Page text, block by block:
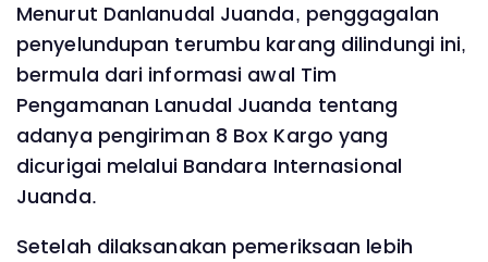
Menurut Danlanudal Juanda, penggagalan
penyelundupan terumbu karang dilindungi ini,
bermula dari informasi awal Tim
Pengamanan Lanudal Juanda tentang
adanya pengiriman 8 Box Kargo yang
dicurigai melalui Bandara Internasional
Juanda.
Setelah dilaksanakan pemeriksaan lebih